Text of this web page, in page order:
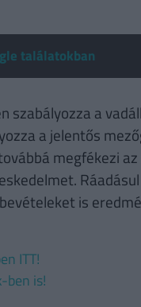
találatokban
szabályozza a
a jelentős
megfékezi
is
ITT!
ben is!